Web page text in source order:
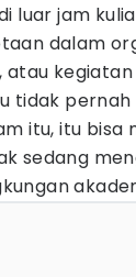
luar jam
dalam
atau
tidak
itu, itu bisa
sedang